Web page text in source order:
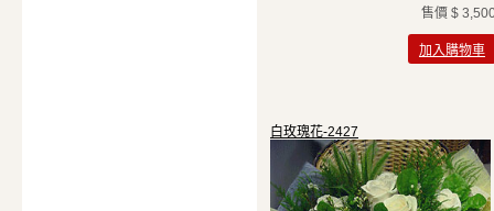
售價 $
加入購物車
白玫瑰花-2427